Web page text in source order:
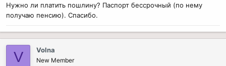
Нужно ли платить пошлину? Паспорт бессрочный (по нему
получаю пенсию). Спасибо.
V Volna
New Member